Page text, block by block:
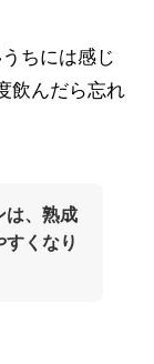
ちには感じ
飲んだら忘れ
は、熟成
くなり